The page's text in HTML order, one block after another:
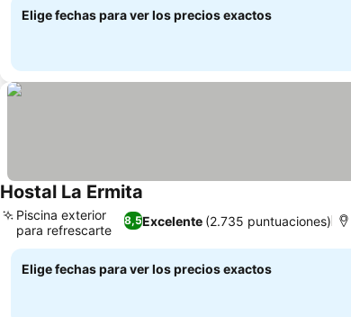
Elige fechas para ver los precios exactos
Hostal La Ermita
8,5Excelente (2.735 puntuaciones)
Piscina exterior
para refrescarte
Elige fechas para ver los precios exactos